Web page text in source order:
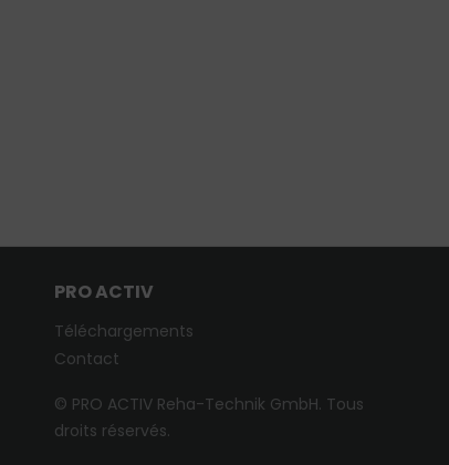
PRO ACTIV
Téléchargements
Contact
© PRO ACTIV Reha-Technik GmbH. Tous
droits réservés.